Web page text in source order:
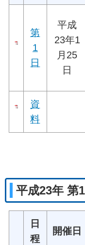
第
1
日
平成
23年1
月25
日
資
料
平成23年 第
日
程
開催日